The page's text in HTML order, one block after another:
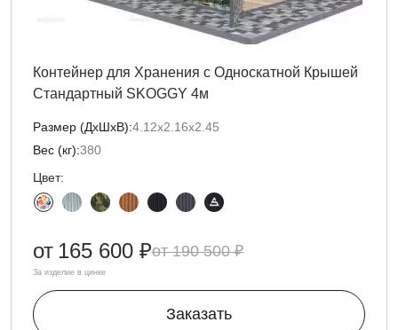
Контейнер для Хранения с Односкатной Крышей
Стандартный SKOGGY 4м
Размер (ДxШxВ):4.12х2.16х2.45
Вес (кг):380
Цвет:
190 500 ₽
от 165 600 ₽
За изделие в цинке
Заказать